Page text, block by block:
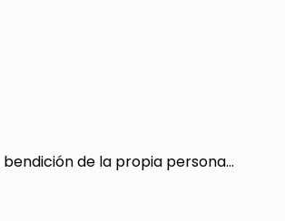
de la propia persona...